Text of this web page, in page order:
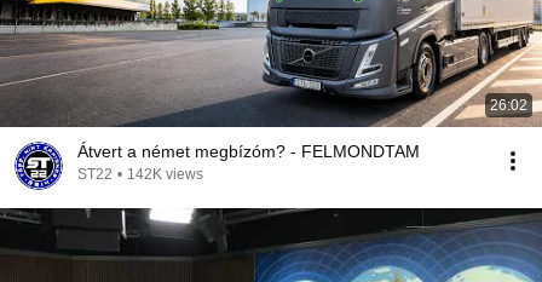
26:02
Átvert a német megbízóm? - FELMONDTAM
ST22 • 142K views